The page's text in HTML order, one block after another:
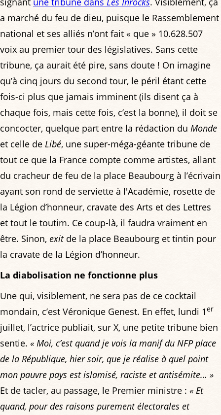
a marché du feu de dieu, puisque le Rassemblement
national et ses alliés n’ont fait « que » 10.628.507
voix au premier tour des législatives. Sans cette
tribune, ça aurait été pire, sans doute ! On imagine
qu’à cinq jours du second tour, le péril étant cette
fois-ci plus que jamais imminent (ils disent ça à
chaque fois, mais cette fois, c’est la bonne), il doit se
concocter, quelque part entre la rédaction du Monde
et celle de Libé, une super-méga-géante tribune de
tout ce que la France compte comme artistes, allant
du cracheur de feu de la place Beaubourg à l’écrivain
ayant son rond de serviette à l'Académie, rosette de
la Légion d’honneur, cravate des Arts et des Lettres
et tout le toutim. Ce coup-là, il faudra vraiment en
être. Sinon, exitde la place Beaubourg et tintin pour
la cravate de la Légion d’honneur.
La diabolisation ne fonctionne plus
Une qui, visiblement, ne sera pas de ce cocktail
mondain, c’est Véronique Genest. En effet, lundi 1er
juillet, l’actrice publiait, sur X, une petite tribune bien
sentie. « Moi, c’est quand je vois la manif du NFP place
de la République, hier soir, que je réalise à quel point
mon pauvre pays est islamisé, raciste et antisémite… »
Et de tacler, au passage, le Premier ministre : « Et
quand, pour des raisons purement électorales et